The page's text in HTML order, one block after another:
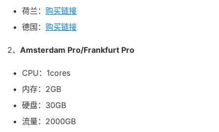
荷兰： 购买链接
德国： 购买链接
2、 Amsterdam Pro/Frankfurt Pro
CPU：1cores
内存：2GB
硬盘：30GB
流量：2000GB